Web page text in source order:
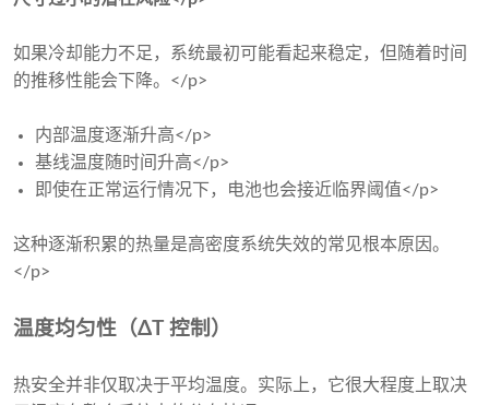
如果冷却能力不足，系统最初可能看起来稳定，但随着时间
的推移性能会下降。</p>
内部温度逐渐升高</p>
基线温度随时间升高</p>
即使在正常运行情况下，电池也会接近临界阈值</p>
这种逐渐积累的热量是高密度系统失效的常见根本原因。
</p>
温度均匀性（ΔT 控制）
热安全并非仅取决于平均温度。实际上，它很大程度上取决